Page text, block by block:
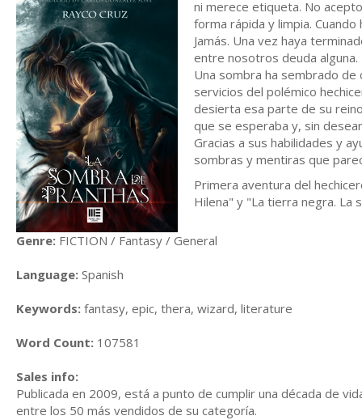
ni merece etiqueta. No
forma rápida y limpia.
Jamás. Una vez haya
entre nosotros deuda
Una sombra ha sembrado
servicios del polémico
desierta esa parte de su
que se esperaba y, sin
Gracias a sus habilidades y
sombras y mentiras que
Primera aventura del
Hilena" y "La tierra negra. La
Genre: FICTION / Fantasy / General
Language: Spanish
Keywords: fantasy, epic, thera, wizard, literature
Word Count: 107581
Sales info:
Publicada en 2009, está a punto de cumplir una década de
entre los 50 más vendidos de su categoría.